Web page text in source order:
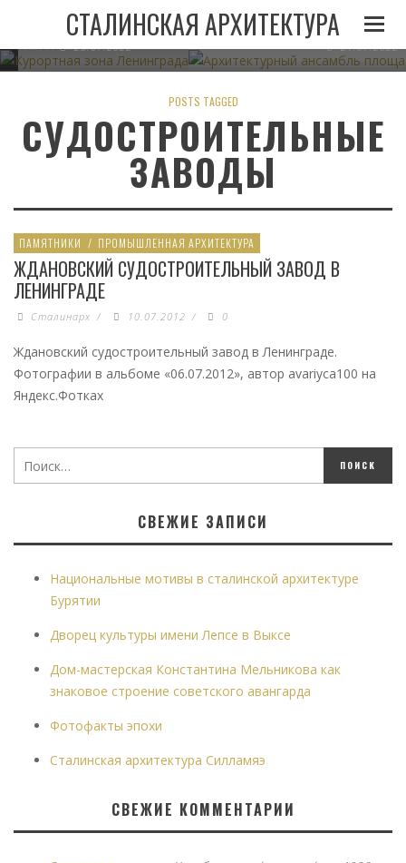
СТАЛИНСКАЯ АРХИТЕКТУРА
05.11.2022
ЛЕНИНГРАДА ПРИ
СТАЛИНЕ
23.07.2022
АРХИТЕКТУРНЫЙ АНСАМБЛЬ
В МИНСКЕ
21.07.2022
POSTS TAGGED
СУДОСТРОИТЕЛЬНЫЕ
ЗАВОДЫ
ПАМЯТНИКИ / ПРОМЫШЛЕННАЯ АРХИТЕКТУРА
ЖДАНОВСКИЙ СУДОСТРОИТЕЛЬНЫЙ ЗАВОД В
ЛЕНИНГРАДЕ
Сталинарх / 10.07.2012 / 0
Ждановский судостроительный завод в Ленинграде.
Фотографии в альбоме «06.07.2012», автор avariyca100 на
Яндекс.Фотках
СВЕЖИЕ ЗАПИСИ
Национальные мотивы в сталинской архитектуре
Бурятии
Дворец культуры имени Лепсе в Выксе
Дом-мастерская Константина Мельникова как
знаковое строение советского авангарда
Фотофакты эпохи
Сталинская архитектура Силламяэ
СВЕЖИЕ КОММЕНТАРИИ